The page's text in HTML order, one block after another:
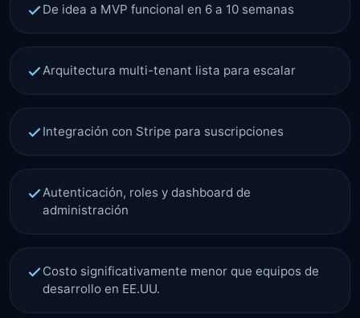
De idea a MVP funcional en 6 a 10 semanas
Arquitectura multi-tenant lista para escalar
Integración con Stripe para suscripciones
Autenticación, roles y dashboard de
administración
Costo significativamente menor que equipos de
desarrollo en EE.UU.